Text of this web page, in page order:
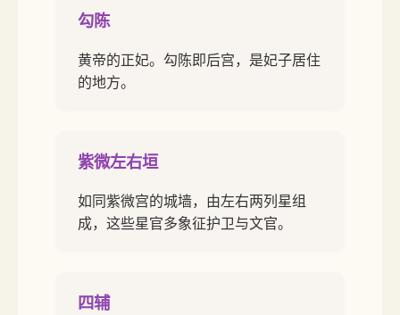
勾陈
黄帝的正妃。勾陈即后宫，是妃子居住
的地方。
紫微左右垣
如同紫微宫的城墙，由左右两列星组
成，这些星官多象征护卫与文官。
四辅